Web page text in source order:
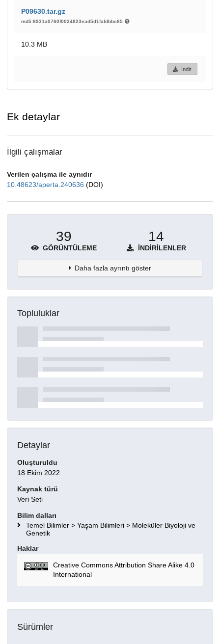
P09630.tar.gz
md5:8931a0760f0024823ead5d1fafdbbc85
10.3 MB
İndir
Ek detaylar
İlgili çalışmalar
Verilen çalışma ile aynıdır
10.48623/aperta.240636 (DOI)
39
GÖRÜNTÜLEME
14
İNDIRILENLER
Daha fazla ayrıntı göster
Topluluklar
Detaylar
Oluşturuldu
18 Ekim 2022
Kaynak türü
Veri Seti
Bilim dalları
Temel Bilimler > Yaşam Bilimleri > Moleküler Biyoloji ve
Genetik
Haklar
Creative Commons Attribution Share Alike 4.0
International
Sürümler